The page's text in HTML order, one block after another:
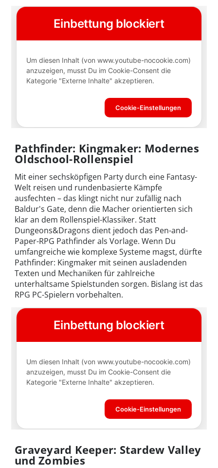
Pathfinder: Kingmaker: Modernes
Oldschool-Rollenspiel
Mit einer sechsköpfigen Party durch eine Fantasy-
Welt reisen und rundenbasierte Kämpfe
ausfechten – das klingt nicht nur zufällig nach
Baldur's Gate, denn die Macher orientierten sich
klar an dem Rollenspiel-Klassiker. Statt
Dungeons&Dragons dient jedoch das Pen-and-
Paper-RPG Pathfinder als Vorlage. Wenn Du
umfangreiche wie komplexe Systeme magst, dürfte
Pathfinder: Kingmaker mit seinen ausladenden
Texten und Mechaniken für zahlreiche
unterhaltsame Spielstunden sorgen. Bislang ist das
RPG PC-Spielern vorbehalten.
Graveyard Keeper: Stardew Valley
und Zombies